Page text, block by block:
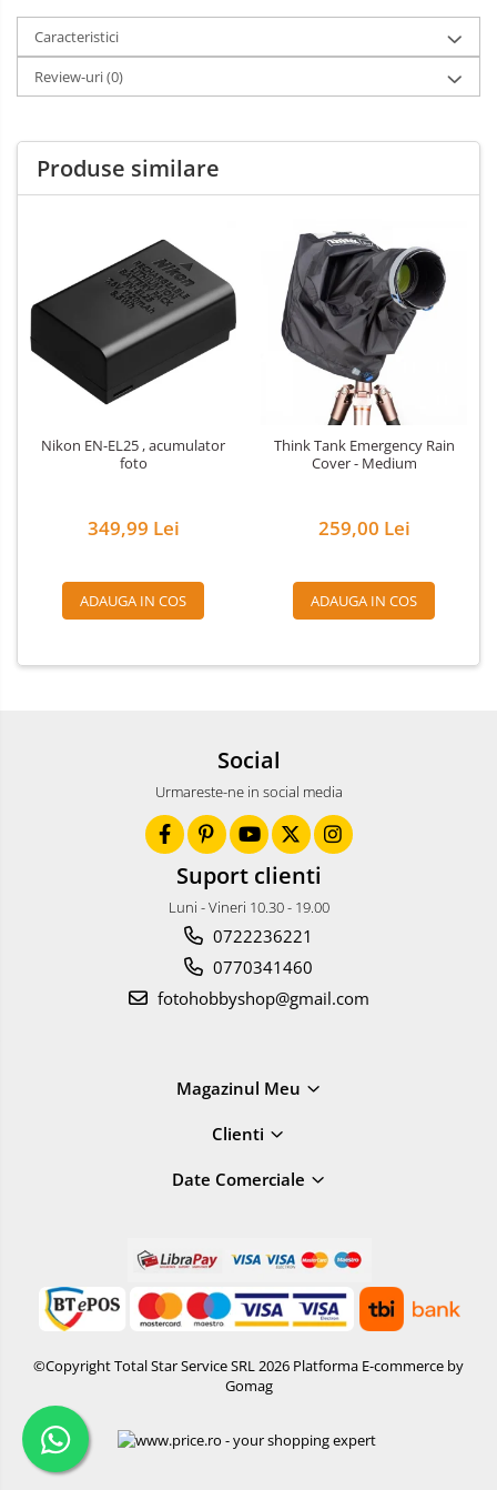
Alimentatoare 220V
Cabluri
Carcase de tip Cage, pentru
integrare in sisteme video
Curatare Senzor
Huse de ploaie
Transmitator de fisiere fara fir
Vizor
Accesorii diverse
Genti Holster TopLoader
Rucsacuri Foto
Tocuri si huse protectie aparate
Hamuri si Centuri foto
Accesorii genti si trollere
Solid-State Drive (SSD)
Video / Camere si accesorii
Camere video profesionale
Camere Video Cinematice
Camere video de actiune
Accesorii camere video de actiune
Huse Protectie / Ploaie camere
Camere Video Cinematice
Drone
Camere Video Compacte
Trepiede si monopiede
Trepiede foto
Trepiede video
Caracteristici
Review-uri(0)
Produse similare
Nikon EN-EL25 , acumulator
foto
349,99 Lei
ADAUGA IN COS
Think Tank Emergency Rain
Cover - Medium
259,00 Lei
ADAUGA IN COS
Social
Urmareste-ne in social media
Suport clienti
Luni - Vineri 10.30 - 19.00
0722236221
0770341460
fotohobbyshop@gmail.com
Magazinul Meu
Clienti
Date Comerciale
©Copyright Total Star Service SRL 2026 Platforma E-commerce by
Gomag